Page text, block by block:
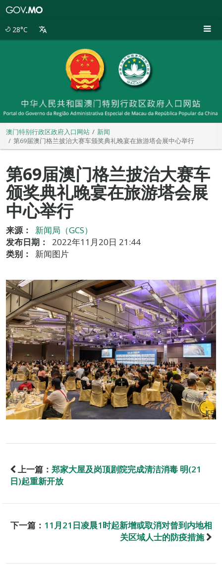
28°C
澳门特别行政区政府入口网站
新闻
第69届澳门格兰披治大赛车颁奖典礼晚宴在旅游塔会展中心举行
第69届澳门格兰披治大赛车
颁奖典礼晚宴在旅游塔会展
中心举行
来源：
新闻局（GCS）
发布日期：
2022年11月20日 21:44
类别：
新闻图片
上一篇： 郑家大屋及岗顶剧院完成清洁消毒 明(21
日)起重新开放
下一篇： 11月21日凌晨1时起新增或取消对曾到内地相
关区域人士的防疫措施